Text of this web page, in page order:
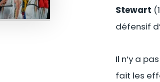
Stewart
défensif
Il n’y a
fait les